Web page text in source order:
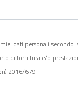
dati personali secondo
di fornitura e/o
2016/679